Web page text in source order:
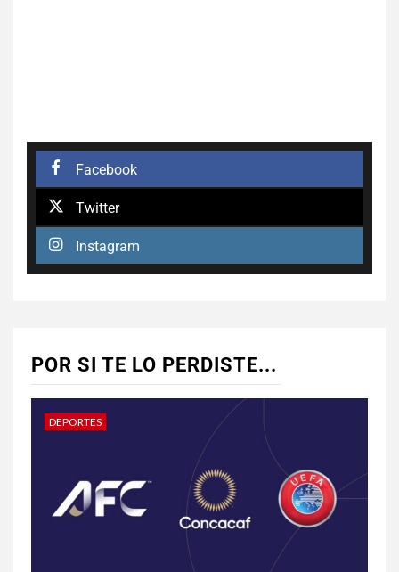
Facebook
Twitter
Instagram
POR SI TE LO PERDISTE...
DEPORTES